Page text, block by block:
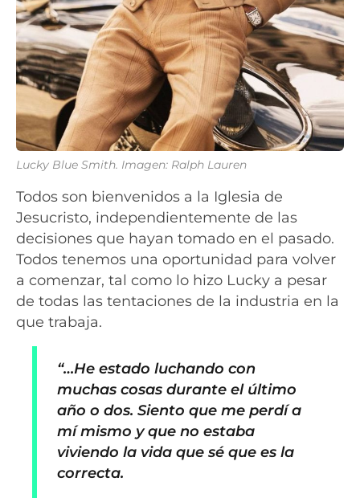
Lucky Blue Smith. Imagen: Ralph Lauren
Todos son bienvenidos a la Iglesia de
Jesucristo, independientemente de las
decisiones que hayan tomado en el pasado.
Todos tenemos una oportunidad para volver
a comenzar, tal como lo hizo Lucky a pesar
de todas las tentaciones de la industria en la
que trabaja.
“…He estado luchando con
muchas cosas durante el último
año o dos. Siento que me perdí a
mí mismo y que no estaba
viviendo la vida que sé que es la
correcta.